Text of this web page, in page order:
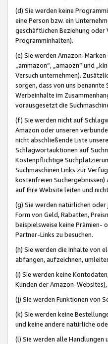
(d) Sie werden keine
eine Person bzw. ein
geschäftlichen Beziehung
Programminhalten).
(e) Sie werden Amazon-Marken
„ammazon“, „amaozn“ und
Versuch unternehmen).
sorgen, dass von uns
Werbeinhalte im
vorausgesetzt die
(f) Sie werden nicht auf
Amazon oder unseren
nicht abschließende Liste
Schlagwortauktionen auf
Kostenpflichtige
Suchmaschinen Links zur
kostenfreien Suchergebnissen)
auf Ihre Website leiten und
(g) Sie werden natürlichen
Form von Geld, Rabatten,
beispielsweise keine Prämien-
Partner-Links zu besuchen.
(h) Sie werden die Inhalte von
abfangen, aufzeichnen,
(i) Sie werden keine
Kunden der Amazon-
(j) Sie werden Funktionen von
(k) Sie werden keine
und keine andere natürliche
(l) Sie werden alle Handlungen